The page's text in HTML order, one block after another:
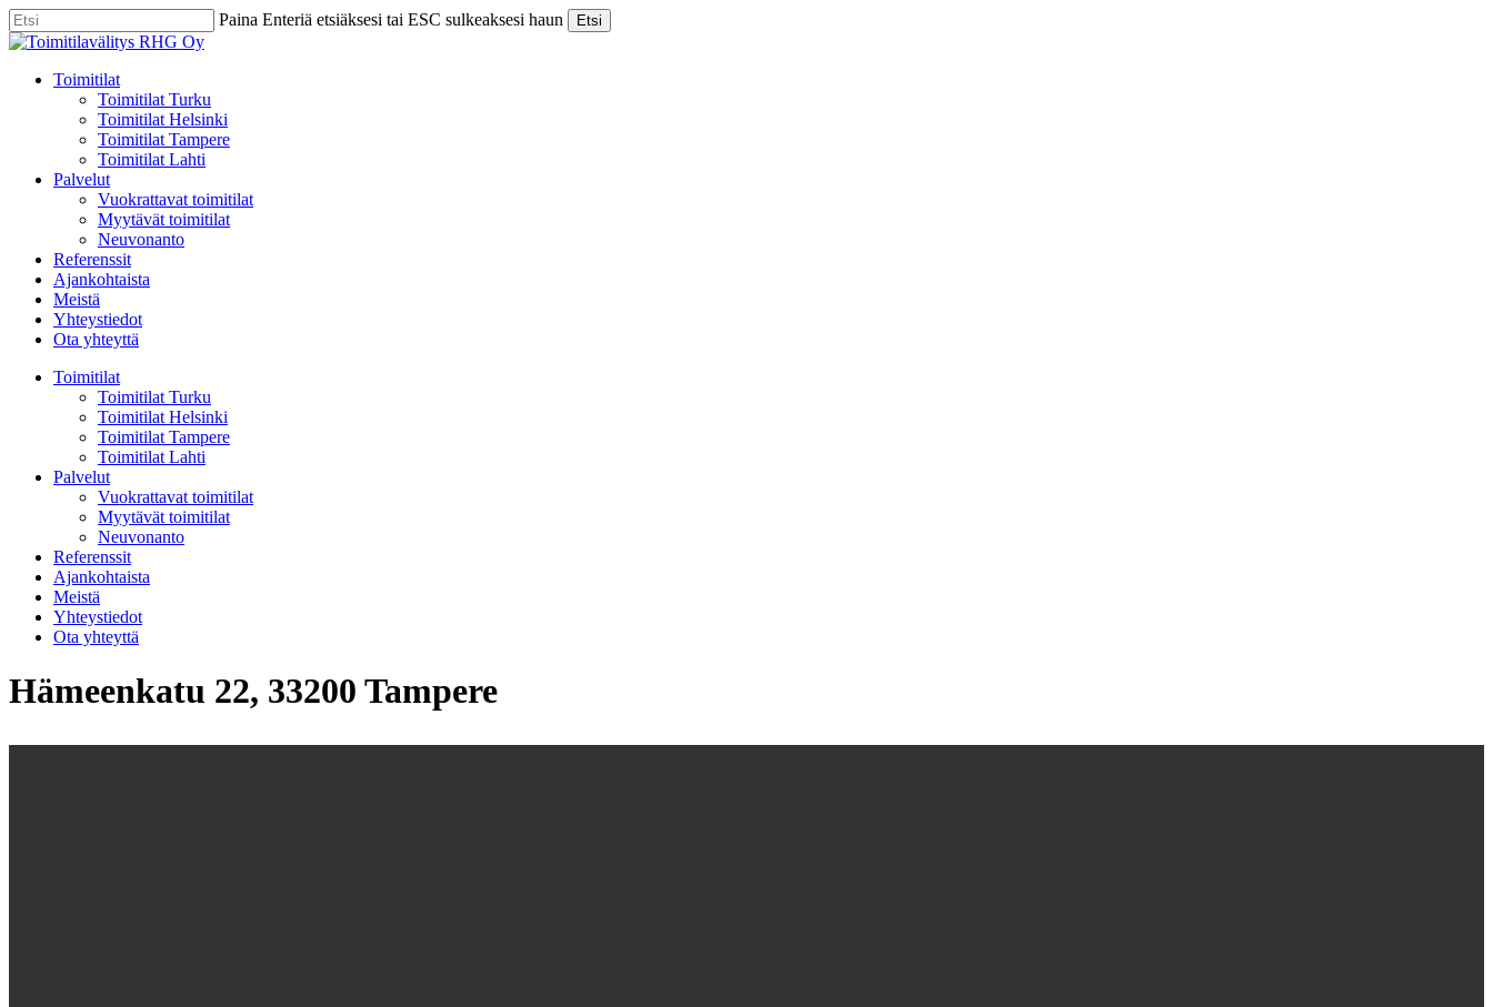
Skip
to
content
Paina Enteriä etsiäksesi tai ESC sulkeaksesi haun Etsi
Close
Menu
Toimitilat
Toimitilat Turku
Toimitilat Helsinki
Toimitilat Tampere
Toimitilat Lahti
Palvelut
Vuokrattavat toimitilat
Myytävät toimitilat
Neuvonanto
Referenssit
Ajankohtaista
Meistä
Yhteystiedot
Ota yhteyttä
Toimitilat
Toimitilat Turku
Toimitilat Helsinki
Toimitilat Tampere
Toimitilat Lahti
Palvelut
Vuokrattavat toimitilat
Myytävät toimitilat
Neuvonanto
Referenssit
Ajankohtaista
Meistä
Yhteystiedot
Ota yhteyttä
Hämeenkatu 22, 33200 Tampere